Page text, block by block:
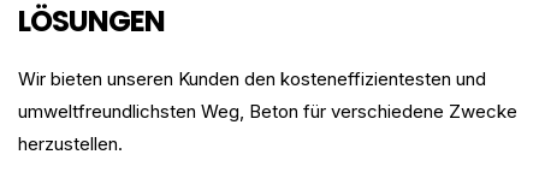
LÖSUNGEN
Wir bieten unseren Kunden den kosteneffizientesten und
umweltfreundlichsten Weg, Beton für verschiedene Zwecke
herzustellen.